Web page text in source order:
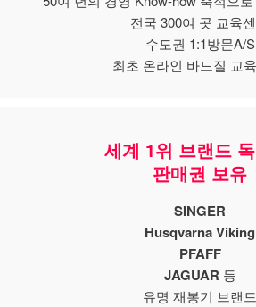
전국 300여 곳 교육
수도권 1:1방문A/S
최초 온라인 바느질 교
세계 1위 브랜드
판매권 보유
SINGER
Husqvarna Viking
PFAFF
JAGUAR 등
유명 재봉기 브랜드